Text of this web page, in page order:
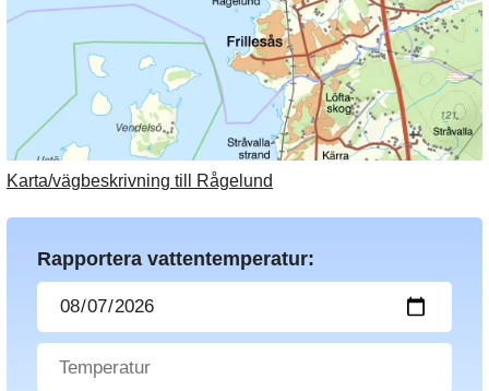
Karta/vägbeskrivning till Rågelund
Rapportera vattentemperatur: